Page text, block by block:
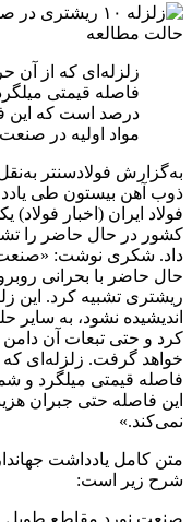
حالت مطالعه
زلزله‌ای که از آن
درصد است که این
مواد اولیه در
به‌گزارش فولادسنتر
ذوب آهن بیستون طی
فولاد ایران (اخبار
کشور در حال حاضر را
داد. شکری نوشت: «صنعت
اندیشیده نشود، به سایر
کرد و حتی تبعات آن
خواهد گرفت. زلزله‌ای
این فاصله حتی جبران
نمی‌کند.»
متن کامل یادداشت
شرح زیر است:
صنعت نورد مقاطع طویل